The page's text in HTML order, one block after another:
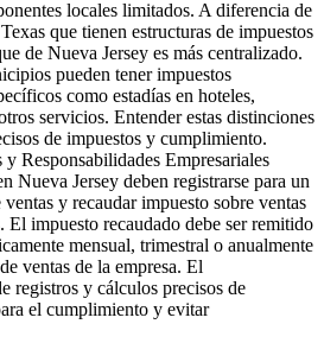
locales limitados. A diferencia de
que tienen estructuras de impuestos
de Nueva Jersey es más centralizado.
pueden tener impuestos
como estadías en hoteles,
servicios. Entender estas distinciones
de impuestos y cumplimiento.
Responsabilidades Empresariales
Nueva Jersey deben registrarse para un
y recaudar impuesto sobre ventas
El impuesto recaudado debe ser remitido
mensual, trimestral o anualmente
ventas de la empresa. El
registros y cálculos precisos de
el cumplimiento y evitar